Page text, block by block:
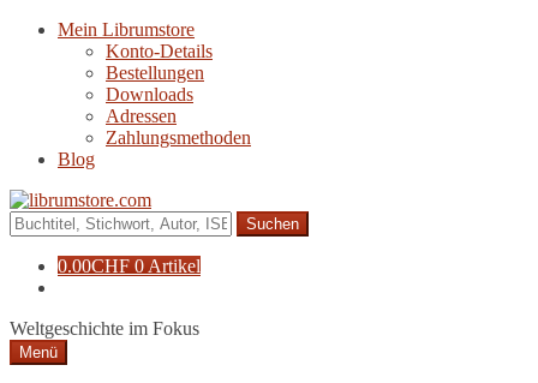
Navigation
Zum
Mein Librumstore
Konto-Details
Bestellungen
Downloads
Adressen
Zahlungsmethoden
Blog
Suche
nach:
0.00CHF 0 Artikel
Weltgeschichte im Fokus
Menü